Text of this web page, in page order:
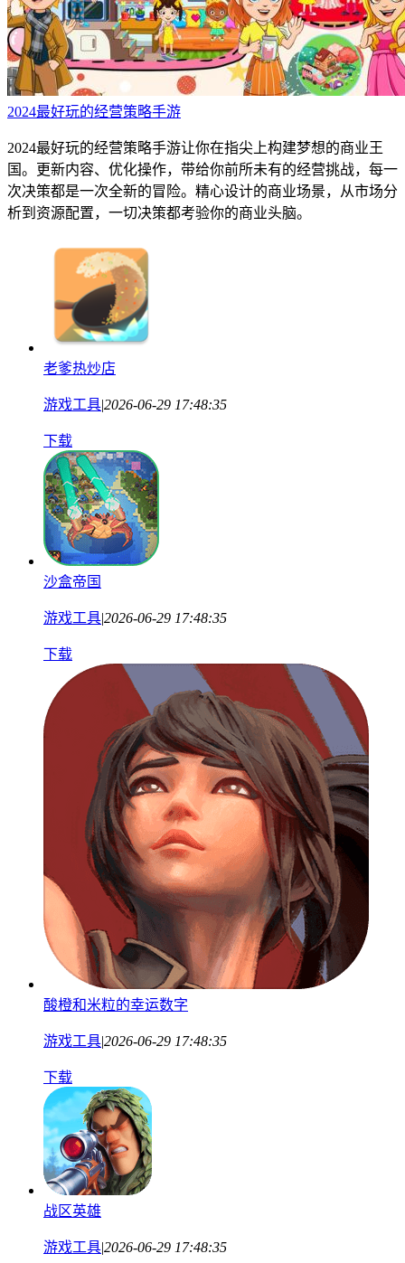
2024最好玩的经营策略手游
2024最好玩的经营策略手游让你在指尖上构建梦想的商业王
国。更新内容、优化操作，带给你前所未有的经营挑战，每一
次决策都是一次全新的冒险。精心设计的商业场景，从市场分
析到资源配置，一切决策都考验你的商业头脑。
老爹热炒店
游戏工具|2026-06-29 17:48:35
下载
沙盒帝国
游戏工具|2026-06-29 17:48:35
下载
酸橙和米粒的幸运数字
游戏工具|2026-06-29 17:48:35
下载
战区英雄
游戏工具|2026-06-29 17:48:35